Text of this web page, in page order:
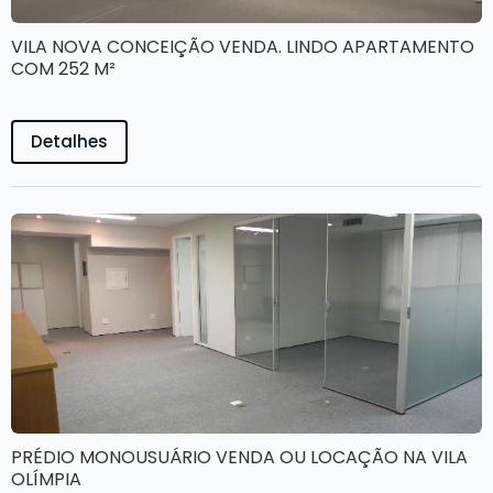
VILA NOVA CONCEIÇÃO VENDA. LINDO APARTAMENTO
COM 252 M²
Detalhes
PRÉDIO MONOUSUÁRIO VENDA OU LOCAÇÃO NA VILA
OLÍMPIA